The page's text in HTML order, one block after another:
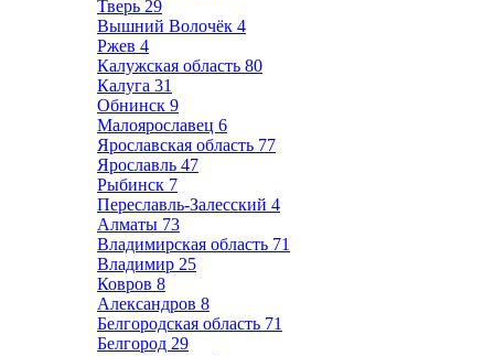
Тверь 29
Вышний Волочёк 4
Ржев 4
Калужская область 80
Калуга 31
Обнинск 9
Малоярославец 6
Ярославская область 77
Ярославль 47
Рыбинск 7
Переславль-Залесский 4
Алматы 73
Владимирская область 71
Владимир 25
Ковров 8
Александров 8
Белгородская область 71
Белгород 29